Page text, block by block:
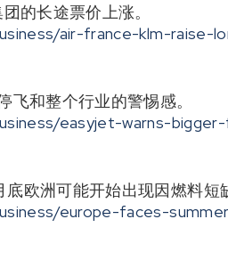
的长途票价上涨。
air-france-klm-
飞和整个行业的警惕感。
easyjet-warns-
底欧洲可能开始出现因燃料短
europe-faces-